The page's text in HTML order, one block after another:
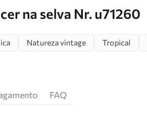
na selva Nr. u71260
Natureza vintage Tropical
FAQ